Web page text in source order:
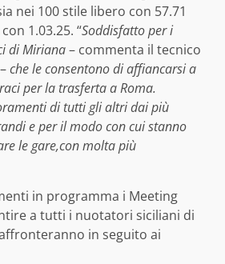
nei 100 stile libero con 57.71
1.03.25. “Soddisfatto per i
di Miriana– commenta il tecnico
che le consentono di affiancarsi a
per la trasferta a Roma.
di tutti gli altri dai più
e per il modo con cui stanno
le gare,con molta più
in programma i Meeting
a tutti i nuotatori siciliani di
in seguito ai